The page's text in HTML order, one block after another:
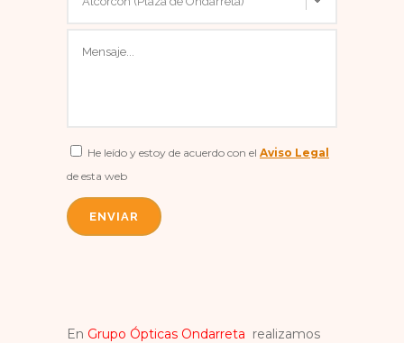
He leído y estoy de acuerdo con el Aviso Legal
de esta web
En Grupo Ópticas Ondarreta realizamos